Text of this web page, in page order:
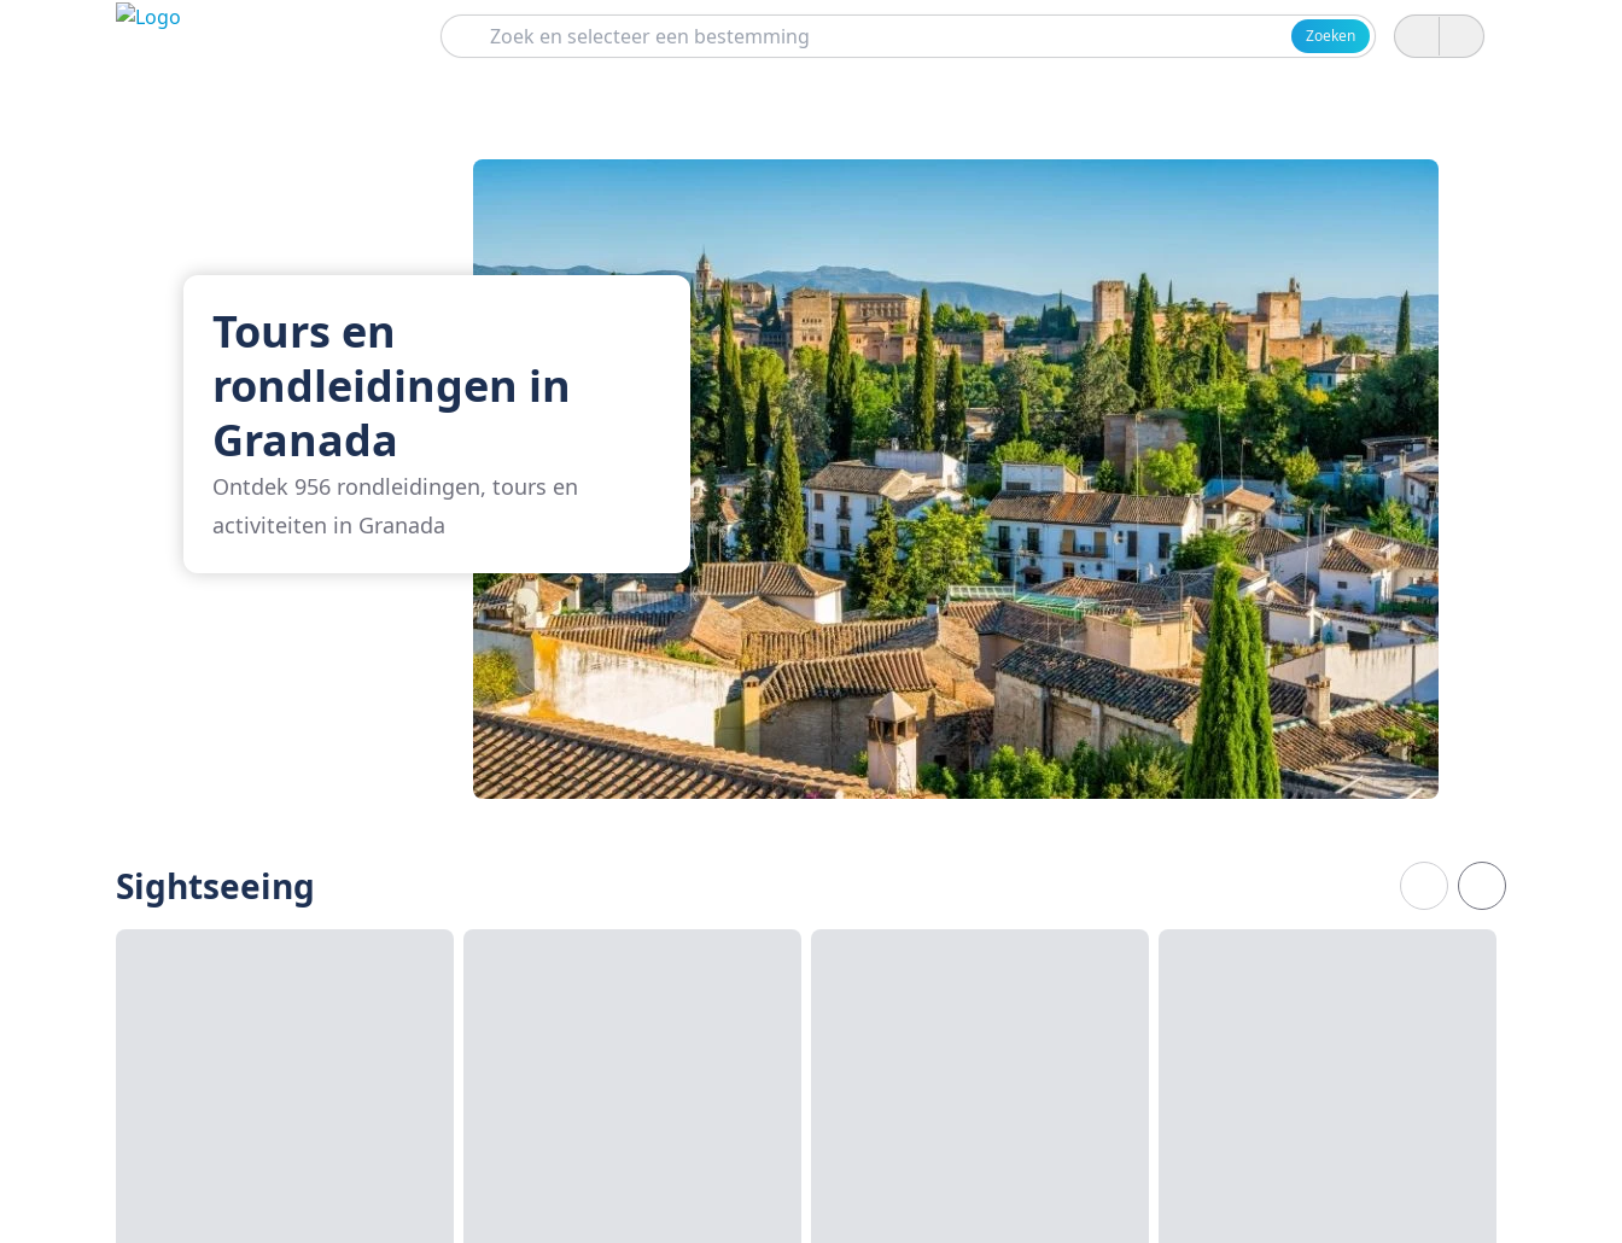
Zoeken
Zoeken
Tours en
rondleidingen in
Granada
Ontdek 956 rondleidingen, tours en
activiteiten in Granada
Sightseeing